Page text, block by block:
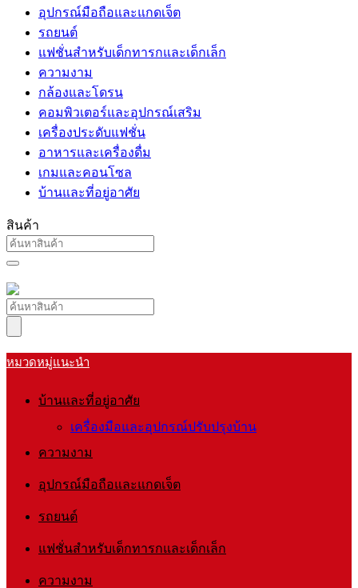
อุปกรณ์มือถือและแกดเจ็ต
รถยนต์
แฟชั่นสำหรับเด็กทารกและเด็กเล็ก
ความงาม
กล้องและโดรน
คอมพิวเตอร์และอุปกรณ์เสริม
เครื่องประดับแฟชั่น
อาหารและเครื่องดื่ม
เกมและคอนโซล
บ้านและที่อยู่อาศัย
สินค้า
หมวดหมู่แนะนำ
บ้านและที่อยู่อาศัย
เครื่องมือและอุปกรณ์ปรับปรุงบ้าน
ความงาม
อุปกรณ์มือถือและแกดเจ็ต
รถยนต์
แฟชั่นสำหรับเด็กทารกและเด็กเล็ก
ความงาม